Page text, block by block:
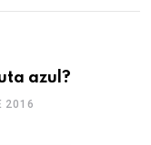
azul?
2016